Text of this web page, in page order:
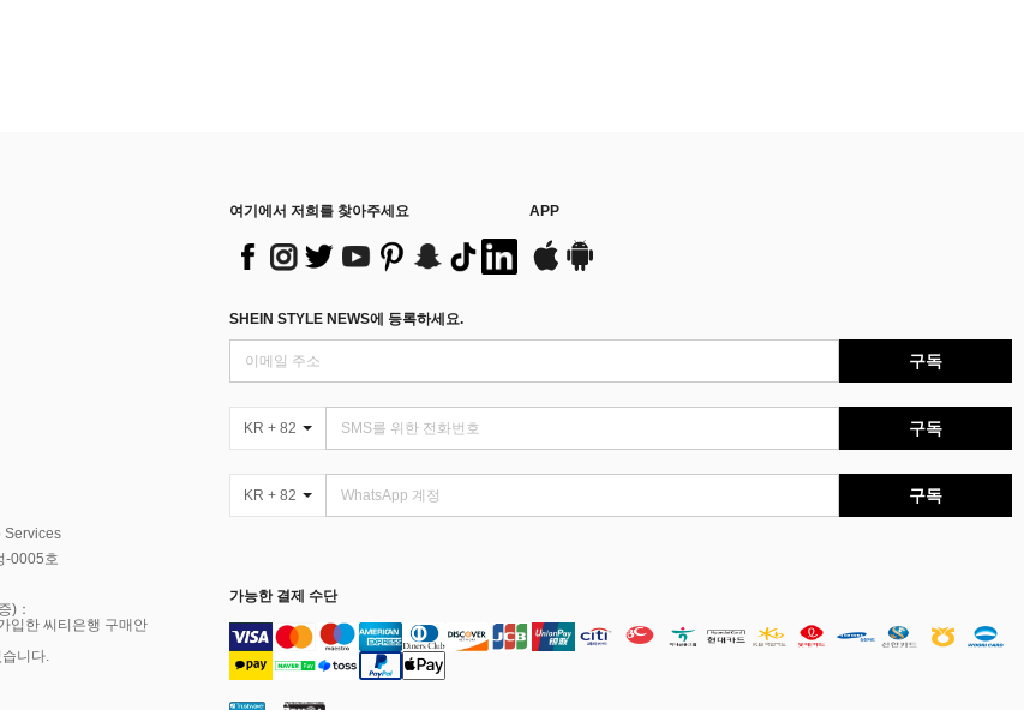
Services
-0005호
)：
입한 씨티은행 구매안
니다.
여기에서 저희를 찾아주세요 APP
SHEIN STYLE NEWS에 등록하세요.
구독
KR + 82 구독
KR + 82 구독
가능한 결제 수단